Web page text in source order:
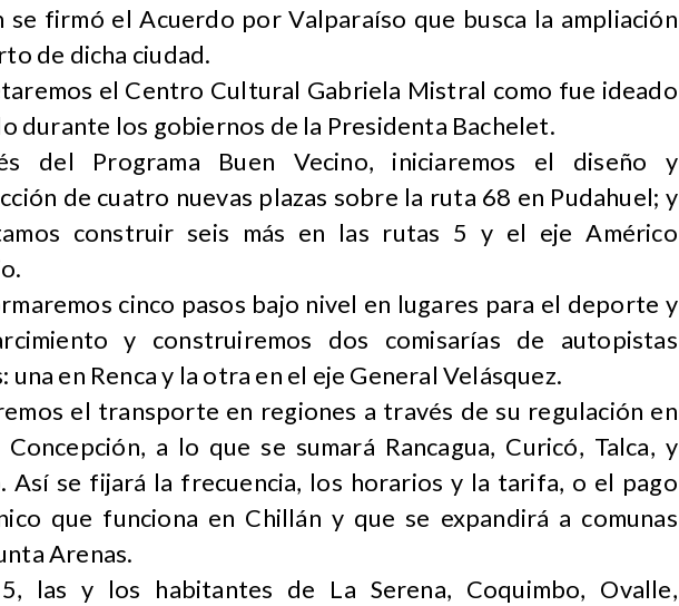
se firmó el Acuerdo por Valparaíso que busca la ampliación
de dicha ciudad.
el Centro Cultural Gabriela Mistral como fue ideado
durante los gobiernos de la Presidenta Bachelet.
del Programa Buen Vecino, iniciaremos el diseño y
de cuatro nuevas plazas sobre la ruta 68 en Pudahuel; y
construir seis más en las rutas 5 y el eje Américo
cinco pasos bajo nivel en lugares para el deporte y
y construiremos dos comisarías de autopistas
una en Renca y la otra en el eje General Velásquez.
el transporte en regiones a través de su regulación en
a lo que se sumará Rancagua, Curicó, Talca, y
Así se fijará la frecuencia, los horarios y la tarifa, o el pago
que funciona en Chillán y que se expandirá a comunas
Arenas.
las y los habitantes de La Serena, Coquimbo, Ovalle,